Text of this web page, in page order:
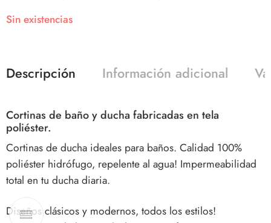
Sin existencias
Descripción Información adicional
Cortinas de baño y ducha fabricadas en tela
poliéster.
Cortinas de ducha ideales para baños. Calidad 100%
poliéster hidrófugo, repelente al agua! Impermeabilidad
total en tu ducha diaria.
Diseños clásicos y modernos, todos los estilos!